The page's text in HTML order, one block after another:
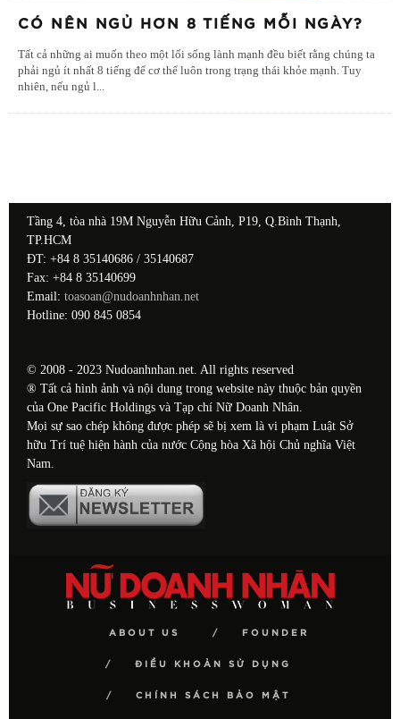
CÓ NÊN NGỦ HƠN 8 TIẾNG MỖI NGÀY?
Tất cả những ai muốn theo một lối sống lành mạnh đều biết rằng chúng ta
phải ngủ ít nhất 8 tiếng để cơ thể luôn trong trạng thái khỏe mạnh. Tuy
nhiên, nếu ngủ l...
Tầng 4, tòa nhà 19M Nguyễn Hữu Cảnh, P19, Q.Bình Thạnh,
TP.HCM
ĐT: +84 8 35140686 / 35140687
Fax: +84 8 35140699
Email: toasoan@nudoanhnhan.net
Hotline: 090 845 0854
© 2008 - 2023 Nudoanhnhan.net. All rights reserved
® Tất cả hình ảnh và nội dung trong website này thuộc bản quyền
của One Pacific Holdings và Tạp chí Nữ Doanh Nhân.
Mọi sự sao chép không được phép sẽ bị xem là vi phạm Luật Sở
hữu Trí tuệ hiện hành của nước Cộng hòa Xã hội Chủ nghĩa Việt
Nam.
ABOUT US FOUNDER
ĐIỀU KHOẢN SỬ DỤNG
CHÍNH SÁCH BẢO MẬT